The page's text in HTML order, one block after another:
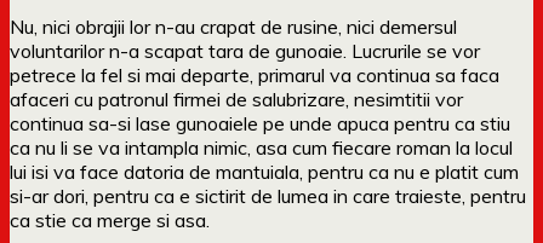
Nu, nici obrajii lor n-au crapat de rusine, nici demersul
voluntarilor n-a scapat tara de gunoaie. Lucrurile se vor
petrece la fel si mai departe, primarul va continua sa faca
afaceri cu patronul firmei de salubrizare, nesimtitii vor
continua sa-si lase gunoaiele pe unde apuca pentru ca stiu
ca nu li se va intampla nimic, asa cum fiecare roman la locul
lui isi va face datoria de mantuiala, pentru ca nu e platit cum
si-ar dori, pentru ca e sictirit de lumea in care traieste, pentru
ca stie ca merge si asa.